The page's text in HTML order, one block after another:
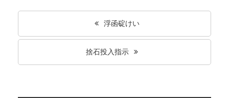
浮函碇けい
捨石投入指示